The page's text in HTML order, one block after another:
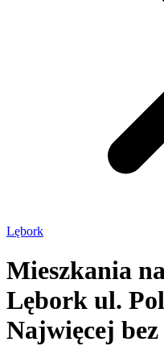
Lębork
Mieszkania
Lębork ul.
Najwięcej